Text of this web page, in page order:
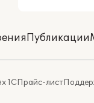
Публикации
1СПрайс-лист